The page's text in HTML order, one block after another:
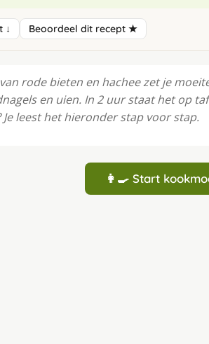
↓ Beoordeel dit recept ★
rode bieten en hachee zet je
en uien. In 2 uur staat het op
Je leest het hieronder stap voor stap.
👩‍🍳 Start